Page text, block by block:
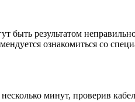
быть результатом
ознакомиться со
минут, проверив